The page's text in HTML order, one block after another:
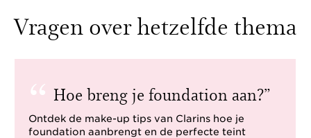
Vragen over hetzelfde thema
Hoe breng je foundation aan?
Ontdek de make-up tips van Clarins hoe je
foundation aanbrengt en de perfecte teint